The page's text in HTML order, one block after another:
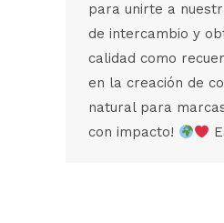
para unirte a
de intercambio y
calidad como
en la creación de
natural para
con impacto!